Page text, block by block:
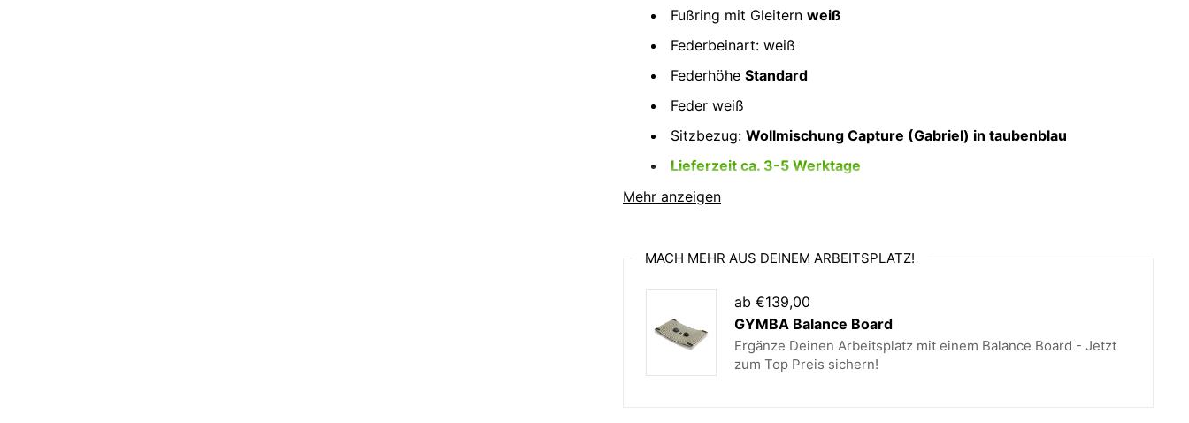
Mehr anzeigen
Fußring mit Gleitern weiß
Federbeinart: weiß
Federhöhe Standard
Feder weiß
Sitzbezug: Wollmischung Capture (Gabriel) in taubenblau
Lieferzeit ca. 3-5 Werktage
Gewicht ca. 12kg
Gleiter
inbegriffen
Verfügbare
BezugCapturevon Gabriel intaubenblau
MACH MEHR AUS DEINEM ARBEITSPLATZ!
ab €139,00
GYMBA Balance Board
Ergänze Deinen Arbeitsplatz mit einem Balance Board - Jetzt
zum Top Preis sichern!